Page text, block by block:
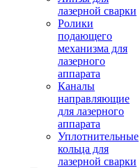
лазерной сварки
Ролики
подающего
механизма для
лазерного
аппарата
Каналы
направляющие
для лазерного
аппарата
Уплотнительные
кольца для
лазерной сварки